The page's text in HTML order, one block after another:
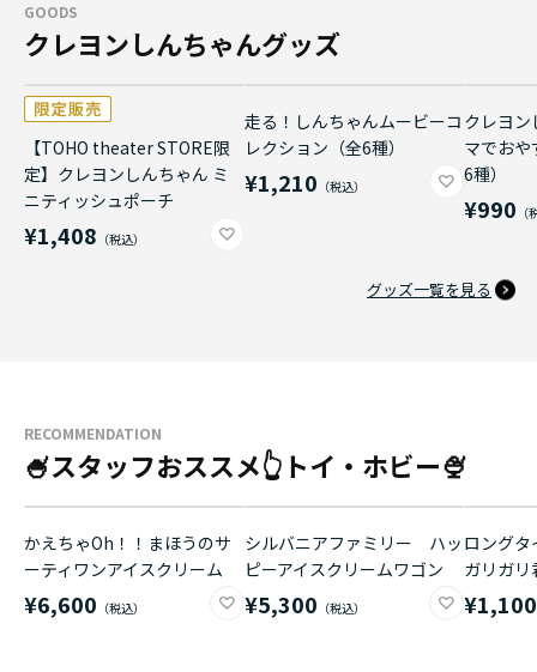
GOODS
クレヨンしんちゃんグッズ
【TOHO theater STORE限
定】クレヨンしんちゃん ミ
ニティッシュポーチ
¥1,408
走る！しんちゃんムービーコ
レクション（全6種）
¥1,210
クレヨ
マでお
6種）
¥990
グッズ一覧を見る
RECOMMENDATION
🍧スタッフおススメ👆トイ・ホビー🍨
かえちゃOh！！まほうのサ
ーティワンアイスクリーム
¥6,600
シルバニアファミリー ハッ
ピーアイスクリームワゴン
¥5,300
ロング
ガリガ
¥1,100